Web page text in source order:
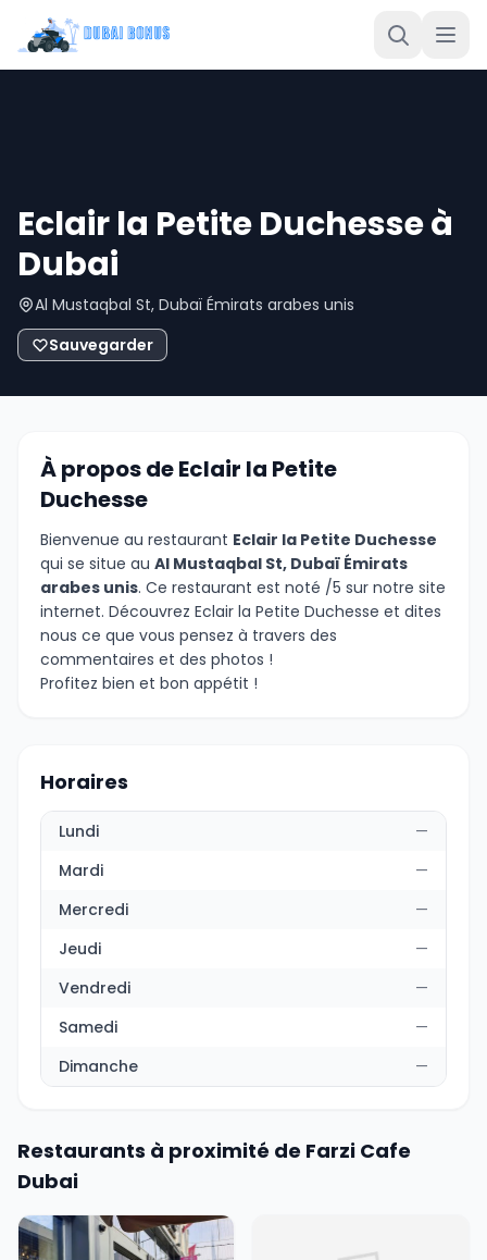
Eclair la Petite Duchesse à
Dubai
Al Mustaqbal St, Dubaï Émirats arabes unis
Sauvegarder
À propos de Eclair la Petite
Duchesse
Bienvenue au restaurant Eclair la Petite Duchesse
qui se situe au Al Mustaqbal St, Dubaï Émirats
arabes unis. Ce restaurant est noté /5 sur notre site
internet. Découvrez Eclair la Petite Duchesse et dites
nous ce que vous pensez à travers des
commentaires et des photos !
Profitez bien et bon appétit !
Horaires
Lundi
—
Mardi
—
Mercredi
—
Jeudi
—
Vendredi
—
Samedi
—
Dimanche
—
Restaurants à proximité de Farzi Cafe
Dubai